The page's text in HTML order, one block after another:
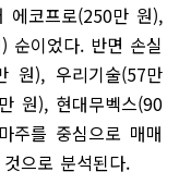
에코프로(250만 원),
순이었다. 반면 손실
원), 우리기술(57만
원), 현대무벡스(90
주를 중심으로 매매
으로 분석된다.